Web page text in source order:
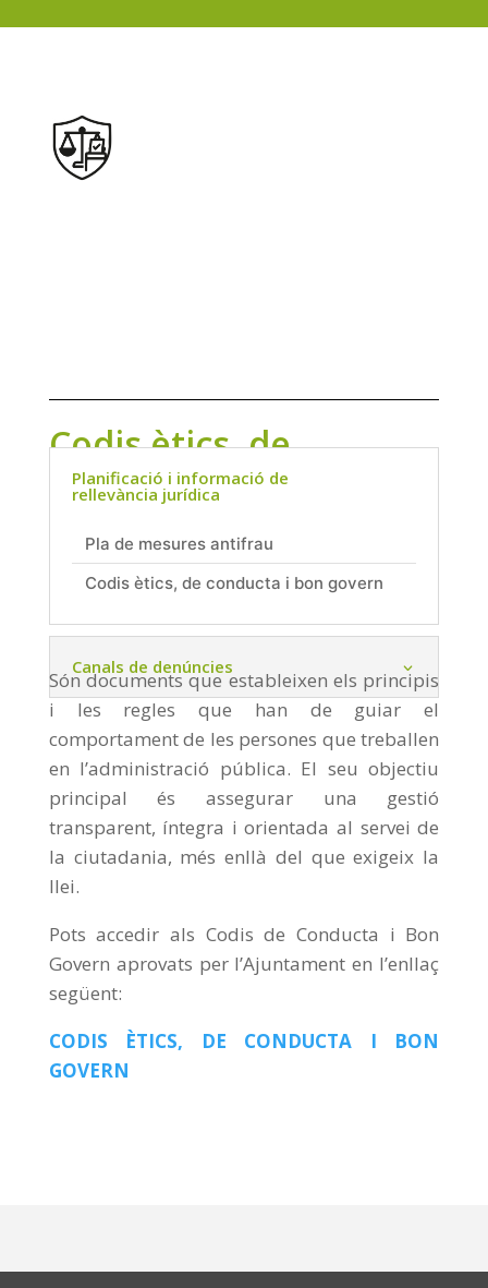
Codis ètics, de
conducta i bon govern
Planificació i informació de
rellevància jurídica
Pla de mesures antifrau
Codis ètics, de conducta i bon govern
Canals de denúncies
Són documents que estableixen els principis
i les regles que han de guiar el
comportament de les persones que treballen
en l’administració pública. El seu objectiu
principal és assegurar una gestió
transparent, íntegra i orientada al servei de
la ciutadania, més enllà del que exigeix la
llei.
Pots accedir als Codis de Conducta i Bon
Govern aprovats per l’Ajuntament en l’enllaç
següent:
CODIS ÈTICS, DE CONDUCTA I BON
GOVERN